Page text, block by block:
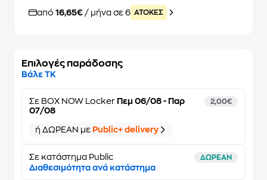
από 16,65€ / μήνα σε 6 ATOKEΣ
Επιλογές παράδοσης
Βάλε ΤΚ
Σε BOX NOW Locker Πεμ 06/08 - Παρ
07/08
2,00€
ή ΔΩΡΕΑΝ με Public+ delivery
Σε κατάστημα Public ΔΩΡΕΑΝ
Διαθεσιμότητα ανά κατάστημα